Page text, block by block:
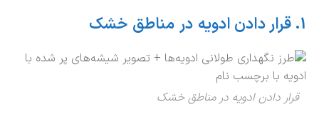
1. قرار دادن ادویه در مناطق خشک
قرار دادن ادویه در مناطق خشک